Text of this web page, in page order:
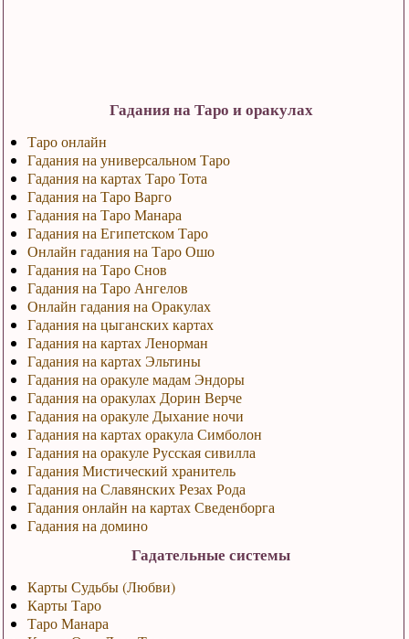
Гадания на Таро и оракулах
Таро онлайн
Гадания на универсальном Таро
Гадания на картах Таро Тота
Гадания на Таро Варго
Гадания на Таро Манара
Гадания на Египетском Таро
Онлайн гадания на Таро Ошо
Гадания на Таро Снов
Гадания на Таро Ангелов
Онлайн гадания на Оракулах
Гадания на цыганских картах
Гадания на картах Ленорман
Гадания на картах Эльтины
Гадания на оракуле мадам Эндоры
Гадания на оракулах Дорин Верче
Гадания на оракуле Дыхание ночи
Гадания на картах оракула Симболон
Гадания на оракуле Русская сивилла
Гадания Мистический хранитель
Гадания на Славянских Резах Рода
Гадания онлайн на картах Сведенборга
Гадания на домино
Гадательные системы
Карты Судьбы (Любви)
Карты Таро
Таро Манара